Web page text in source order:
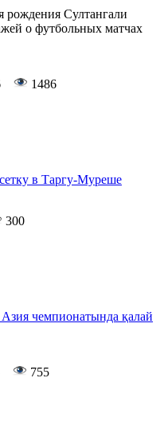
рождения Султангали
о футбольных матчах
1486
в Таргу-Муреше
300
чемпионатында қалай
755